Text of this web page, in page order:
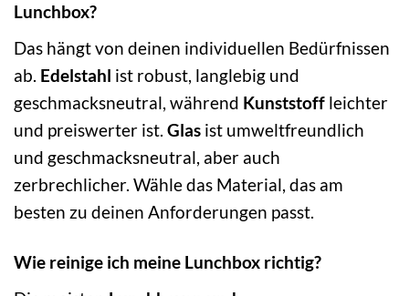
Lunchbox?
Das hängt von deinen individuellen Bedürfnissen
ab. Edelstahl ist robust, langlebig und
geschmacksneutral, während Kunststoff leichter
und preiswerter ist. Glas ist umweltfreundlich
und geschmacksneutral, aber auch
zerbrechlicher. Wähle das Material, das am
besten zu deinen Anforderungen passt.
Wie reinige ich meine Lunchbox richtig?